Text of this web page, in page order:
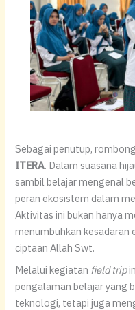
Sebagai penutup,
ITERA. Dalam suasana
sambil belajar mengenal
peran ekosistem dalam
Aktivitas ini bukan hanya
menumbuhkan kesadaran
ciptaan Allah Swt.
Melalui kegiatan field trip
pengalaman belajar yang
teknologi, tetapi juga